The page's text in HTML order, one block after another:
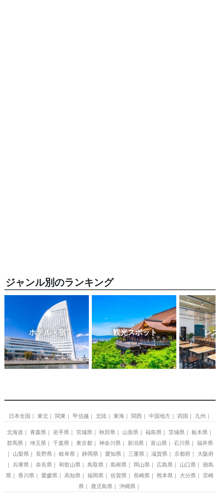
ジャンル別のランキング
ホテル・宿 観光スポット レ
日本全国 東北 関東 甲信越 北陸 東海 関西 中国地方 四国 九州
北海道 青森県 岩手県 宮城県 秋田県 山形県 福島県 茨城県
栃木県
群馬県
埼玉県 千葉県 東京都 神奈川県 新潟県 富山県 石川県
福井県
山梨県
長野県 岐阜県 静岡県 愛知県 三重県 滋賀県 京都府
大阪府
兵庫県
奈良県 和歌山県 鳥取県 島根県 岡山県 広島県 山口県
徳島
県
香川県 愛媛県 高知県 福岡県 佐賀県 長崎県 熊本県 大分県
宮崎
県
鹿児島県 沖縄県